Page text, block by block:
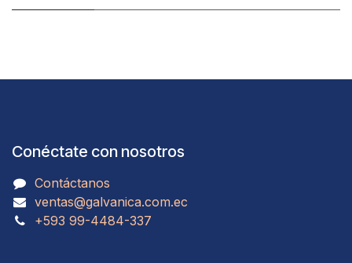
Conéctate con nosotros
Contáctanos
ventas@galvanica.com.ec
​​​​​​​​​​​​+593 99-4484-337​​​